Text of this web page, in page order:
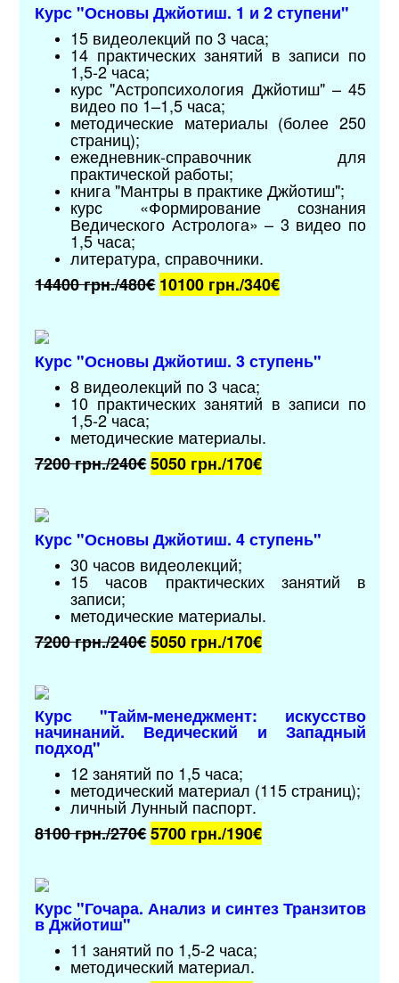
Курс "Основы Джйотиш. 1 и 2 ступени"
15 видеолекций по 3 часа;
14 практических занятий в записи по
1,5-2 часа;
курс "Астропсихология Джйотиш" – 45
видео по 1–1,5 часа;
методические материалы (более 250
страниц);
ежедневник-справочник для
практической работы;
книга "Мантры в практике Джйотиш";
курс «Формирование сознания
Ведического Астролога» – 3 видео по
1,5 часа;
литература, справочники.
14400 грн./480€ 10100 грн./340€
Курс "Основы Джйотиш. 3 ступень"
8 видеолекций по 3 часа;
10 практических занятий в записи по
1,5-2 часа;
методические материалы.
7200 грн./240€5050 грн./170€
Курс "Основы Джйотиш. 4 ступень"
30 часов видеолекций;
15 часов практических занятий в
записи;
методические материалы.
7200 грн./240€5050 грн./170€
Курс "Тайм-менеджмент: искусство
начинаний. Ведический и Западный
подход"
12 занятий по 1,5 часа;
методический материал (115 страниц);
личный Лунный паспорт.
8100 грн./270€5700 грн./190€
Курс "Гочара. Анализ и синтез Транзитов
в Джйотиш"
11 занятий по 1,5-2 часа;
методический материал.